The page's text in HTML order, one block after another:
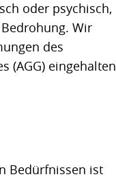
oder psychisch,
Wir
des
(AGG) eingehalten
Bedürfnissen ist